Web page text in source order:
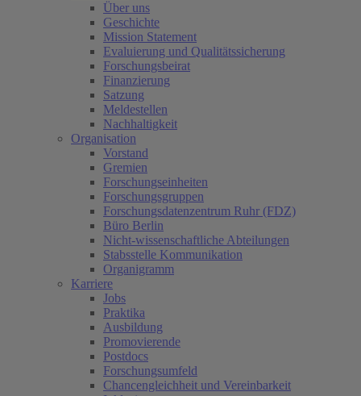
Über uns
Geschichte
Mission Statement
Evaluierung und Qualitätssicherung
Forschungsbeirat
Finanzierung
Satzung
Meldestellen
Nachhaltigkeit
Organisation
Vorstand
Gremien
Forschungseinheiten
Forschungsgruppen
Forschungsdatenzentrum Ruhr (FDZ)
Büro Berlin
Nicht-wissenschaftliche Abteilungen
Stabsstelle Kommunikation
Organigramm
Karriere
Jobs
Praktika
Ausbildung
Promovierende
Postdocs
Forschungsumfeld
Chancengleichheit und Vereinbarkeit